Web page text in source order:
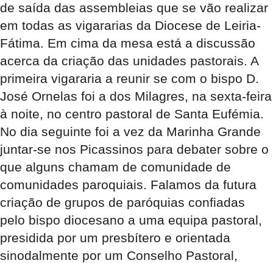
de saída das assembleias que se vão realizar
em todas as vigararias da Diocese de Leiria-
Fátima. Em cima da mesa está a discussão
acerca da criação das unidades pastorais. A
primeira vigararia a reunir se com o bispo D.
José Ornelas foi a dos Milagres, na sexta-feira
à noite, no centro pastoral de Santa Eufémia.
No dia seguinte foi a vez da Marinha Grande
juntar-se nos Picassinos para debater sobre o
que alguns chamam de comunidade de
comunidades paroquiais. Falamos da futura
criação de grupos de paróquias confiadas
pelo bispo diocesano a uma equipa pastoral,
presidida por um presbítero e orientada
sinodalmente por um Conselho Pastoral,